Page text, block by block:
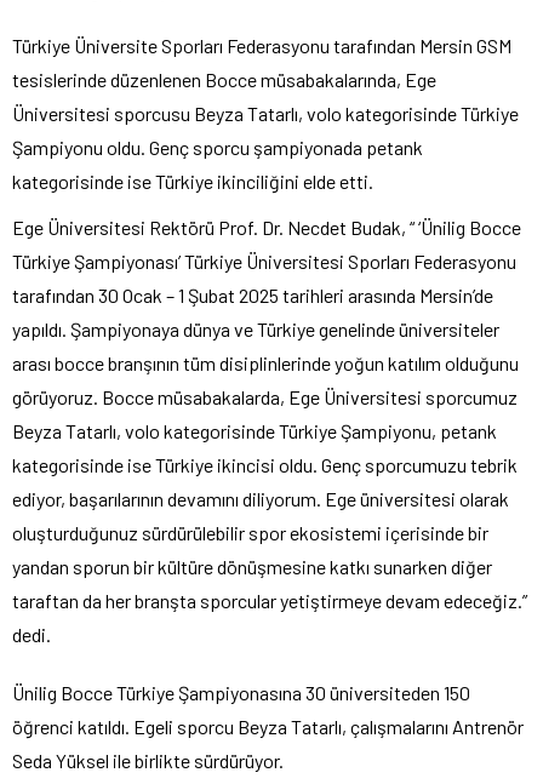
Türkiye Üniversite Sporları Federasyonu tarafından Mersin GSM
tesislerinde düzenlenen Bocce müsabakalarında, Ege
Üniversitesi sporcusu Beyza Tatarlı, volo kategorisinde Türkiye
Şampiyonu oldu. Genç sporcu şampiyonada petank
kategorisinde ise Türkiye ikinciliğini elde etti.
Ege Üniversitesi Rektörü Prof. Dr. Necdet Budak, “ ‘Ünilig Bocce
Türkiye Şampiyonası’ Türkiye Üniversitesi Sporları Federasyonu
tarafından 30 Ocak – 1 Şubat 2025 tarihleri arasında Mersin’de
yapıldı. Şampiyonaya dünya ve Türkiye genelinde üniversiteler
arası bocce branşının tüm disiplinlerinde yoğun katılım olduğunu
görüyoruz. Bocce müsabakalarda, Ege Üniversitesi sporcumuz
Beyza Tatarlı, volo kategorisinde Türkiye Şampiyonu, petank
kategorisinde ise Türkiye ikincisi oldu. Genç sporcumuzu tebrik
ediyor, başarılarının devamını diliyorum. Ege üniversitesi olarak
oluşturduğunuz sürdürülebilir spor ekosistemi içerisinde bir
yandan sporun bir kültüre dönüşmesine katkı sunarken diğer
taraftan da her branşta sporcular yetiştirmeye devam edeceğiz.”
dedi.
Ünilig Bocce Türkiye Şampiyonasına 30 üniversiteden 150
öğrenci katıldı. Egeli sporcu Beyza Tatarlı, çalışmalarını Antrenör
Seda Yüksel ile birlikte sürdürüyor.